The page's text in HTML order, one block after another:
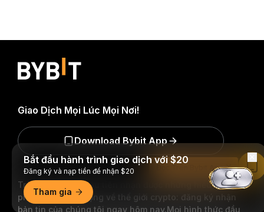
Trở thành người đầu tiên nhận được những hiểu biết và
phân tích quan trọng về thế giới crypto: đăng ký nhận
bản tin của chúng tôi ngay hôm nay.Mọi hình thức đầu
Giao Dịch Mọi Lúc Mọi Nơi!
Download Bybit App
Bắt đầu hành trình giao dịch với $20
Đăng ký và nạp tiền để nhận $20
Tham gia
Đọc Trên Bybit App